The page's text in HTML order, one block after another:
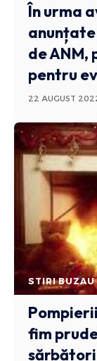
În urma
de ANM,
pentru
22 AUGUST
STIRI BUZAU
fim